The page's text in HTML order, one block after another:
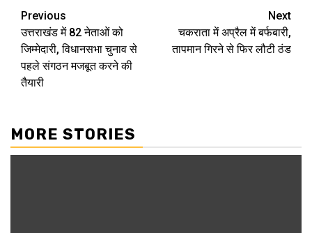
Post
navigation
Previous
उत्तराखंड में 82 नेताओं को
जिम्मेदारी, विधानसभा चुनाव से
पहले संगठन मजबूत करने की
तैयारी
Next
चकराता में अप्रैल में बर्फबारी,
तापमान गिरने से फिर लौटी ठंड
MORE STORIES